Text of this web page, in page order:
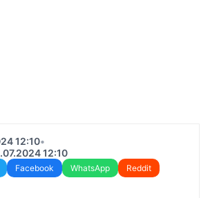
12:10•
12:10
Facebook WhatsApp
Reddit